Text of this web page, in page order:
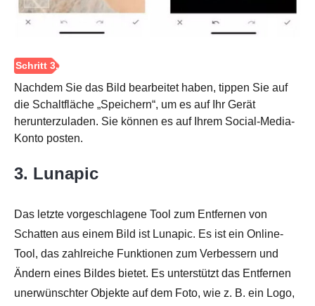
Nachdem Sie das Bild bearbeitet haben, tippen Sie auf
die Schaltfläche „Speichern“, um es auf Ihr Gerät
herunterzuladen. Sie können es auf Ihrem Social-Media-
Konto posten.
3. Lunapic
Das letzte vorgeschlagene Tool zum Entfernen von
Schatten aus einem Bild ist Lunapic. Es ist ein Online-
Tool, das zahlreiche Funktionen zum Verbessern und
Ändern eines Bildes bietet. Es unterstützt das Entfernen
unerwünschter Objekte auf dem Foto, wie z. B. ein Logo,